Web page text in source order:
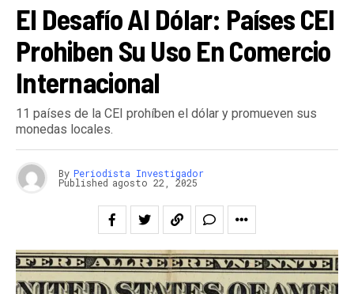
El Desafío Al Dólar: Países CEI
Prohiben Su Uso En Comercio
Internacional
11 países de la CEI prohíben el dólar y promueven sus
monedas locales.
By Periodista Investigador
Published agosto 22, 2025